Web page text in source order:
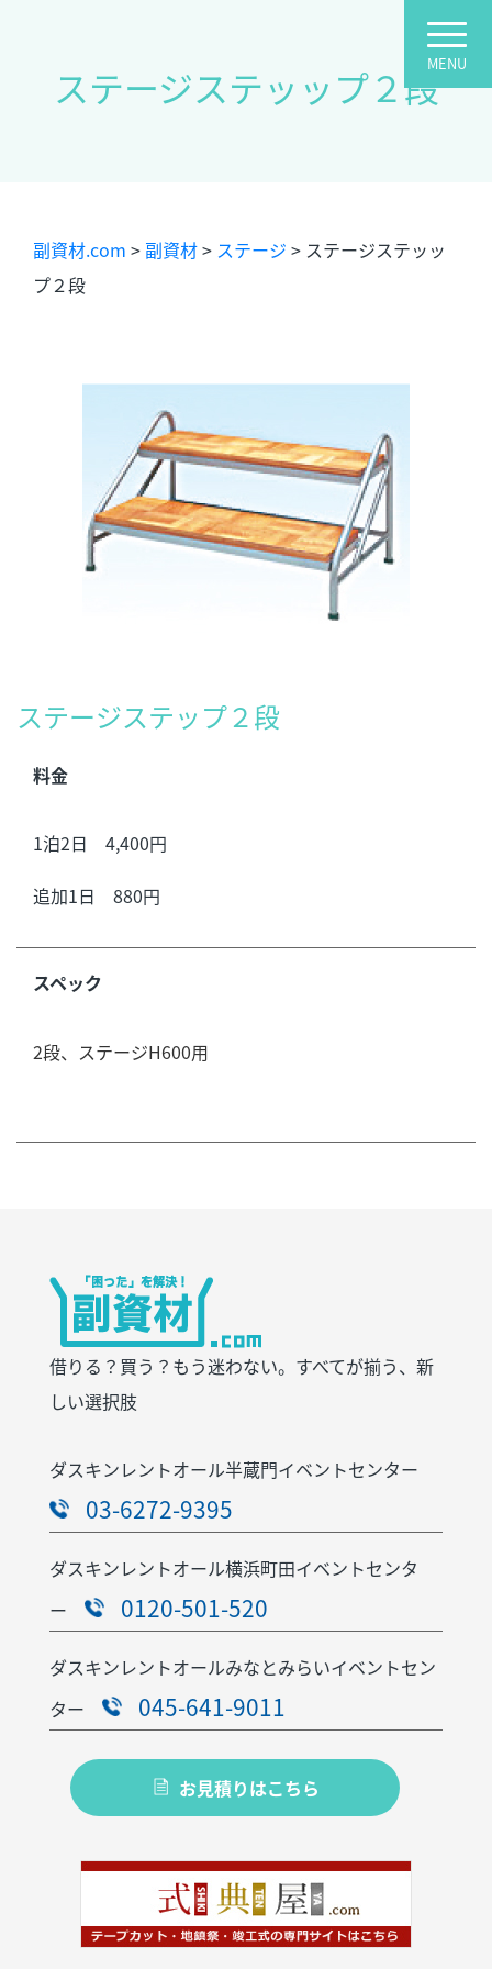
ステージステッップ２段
副資材.com > 副資材> ステージ > ステージステッッ
プ２段
ステージステップ２段
料金
1泊2日 4,400円
追加1日 880円
スペック
2段、 ステージH600用
借りる？買う？もう迷わない。すべてが揃う、新
しい選択肢
ダスキンレントオール半蔵門イベントセンター
03-6272-9395
ダスキンレントオール横浜町田イベントセンタ
ー
0120-501-520
ダスキンレントオールみなとみらいイベントセン
ター
045-641-9011
お見積りはこちら